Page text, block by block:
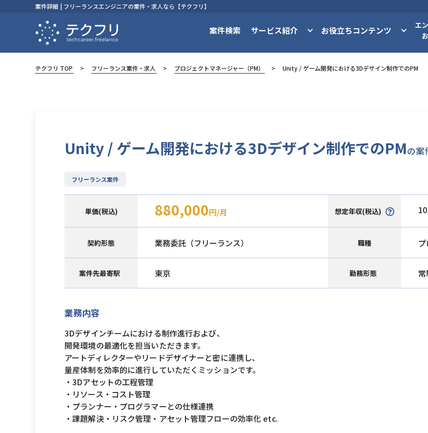
案件詳細 | フリーランスエンジニアの案件・求人なら【テクフリ】
案件検索 サービス紹介 お役立ちコンテンツ
エ
テクフリ TOP フリーランス案件・求人 プロジェクトマネージャー（PM） Unity / ゲーム開発における3Dデザイン制作でのPM
Unity / ゲーム開発における3Dデザイン制作でのPMの案
フリーランス案件
単価(税込) 880,000円/月 想定年収(税込)
契約形態 業務委託（フリーランス） 職種
案件先最寄駅 東京 勤務形態
業務内容
3Dデザインチームにおける制作進行および、
開発環境の最適化を担当いただきます。
アートディレクターやリードデザイナーと密に連携し、
量産体制を効率的に進行していただくミッションです。
・3Dアセットの工程管理
・リソース・コスト管理
・プランナー・プログラマーとの仕様連携
・課題解決・リスク管理・アセット管理フローの効率化 etc.